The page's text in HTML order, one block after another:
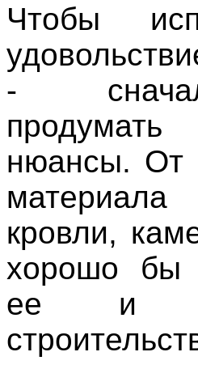
Чтобы
-
нюансы. От
кровли,
хорошо бы
ее и